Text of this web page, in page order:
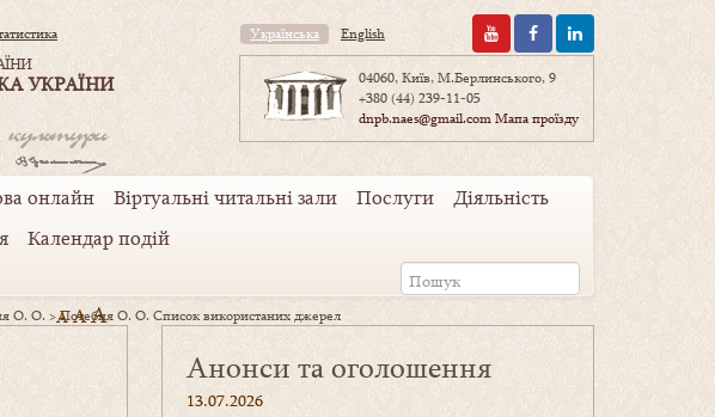
УКРАЇНИ
Українська English
04060, Київ, М.Берлинського, 9
+380 (44) 239-11-05
dnpb.naes@gmail.comМапа проїзду
онлайн Віртуальні читальні зали Послуги
Діяльність
Календар подій
О. О. >Потебня О. О. Список використаних джерел
A AA
Анонси та оголошення
13.07.2026